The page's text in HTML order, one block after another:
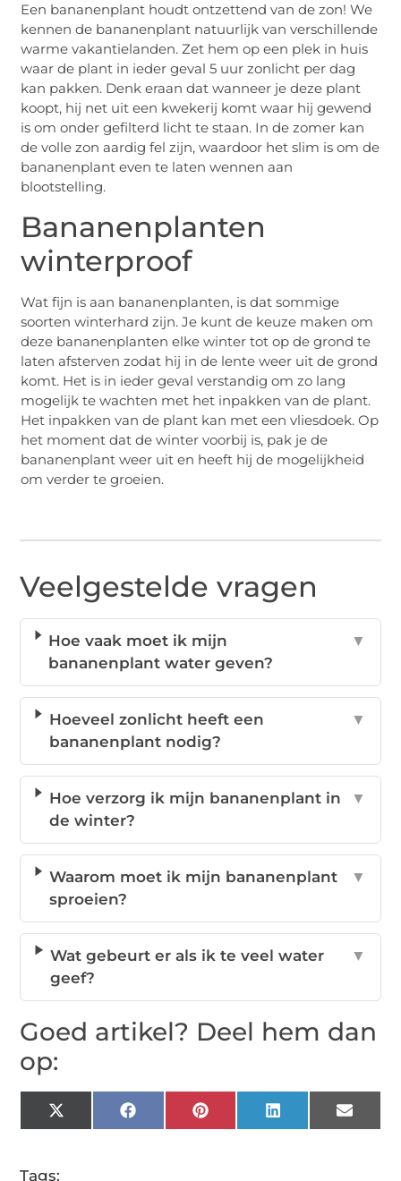
Een bananenplant houdt ontzettend van de zon! We
kennen de bananenplant natuurlijk van verschillende
warme vakantielanden. Zet hem op een plek in huis
waar de plant in ieder geval 5 uur zonlicht per dag
kan pakken. Denk eraan dat wanneer je deze plant
koopt, hij net uit een kwekerij komt waar hij gewend
is om onder gefilterd licht te staan. In de zomer kan
de volle zon aardig fel zijn, waardoor het slim is om de
bananenplant even te laten wennen aan
blootstelling.
Bananenplanten
winterproof
Wat fijn is aan bananenplanten, is dat sommige
soorten winterhard zijn. Je kunt de keuze maken om
deze bananenplanten elke winter tot op de grond te
laten afsterven zodat hij in de lente weer uit de grond
komt. Het is in ieder geval verstandig om zo lang
mogelijk te wachten met het inpakken van de plant.
Het inpakken van de plant kan met een vliesdoek. Op
het moment dat de winter voorbij is, pak je de
bananenplant weer uit en heeft hij de mogelijkheid
om verder te groeien.
Veelgestelde vragen
Hoe vaak moet ik mijn
bananenplant water geven?
▼
Hoeveel zonlicht heeft een
bananenplant nodig?
▼
Hoe verzorg ik mijn bananenplant in
de winter?
▼
Waarom moet ik mijn bananenplant
sproeien?
▼
Wat gebeurt er als ik te veel water
geef?
▼
Goed artikel? Deel hem dan
op:
X
(Twitter)
FacebookPinterestLinkedIn Email
Tags: